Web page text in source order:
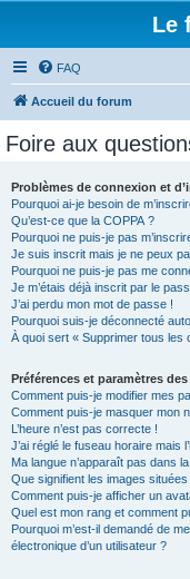
Le
FAQ
Accueil du forum
Foire aux
Problèmes de connexion et
Pourquoi ai-je besoin de
Qu’est-ce que la COPPA ?
Pourquoi ne puis-je pas
Je suis inscrit mais je ne peux
Pourquoi ne puis-je pas me
Je m’étais déjà inscrit par le
J’ai perdu mon mot de passe !
Pourquoi suis-je déconnecté
À quoi sert « Supprimer tous les
Préférences et paramètres
Comment puis-je modifier mes
Comment puis-je masquer mon
L’heure n’est pas correcte !
J’ai réglé le fuseau horaire mais
Ma langue n’apparaît pas dans
Que signifient les images
Comment puis-je afficher un
Quel est mon rang et comment
Pourquoi m’est-il demandé de
électronique d’un utilisateur ?